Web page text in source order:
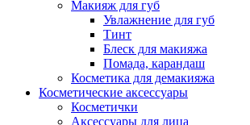
Макияж для губ
Увлажнение для губ
Тинт
Блеск для макияжа
Помада, карандаш
Косметика для демакияжа
Косметические аксессуары
Косметички
Аксессуары для лица